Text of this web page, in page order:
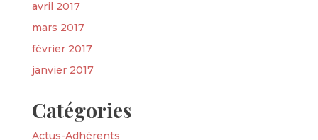
avril 2017
mars 2017
février 2017
janvier 2017
Catégories
Actus-Adhérents